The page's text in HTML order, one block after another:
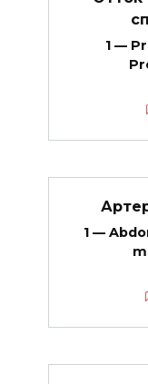
1 —
1 —